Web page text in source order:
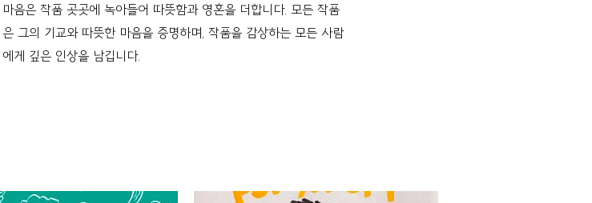
마음은 작품 곳곳에 녹아들어 따뜻함과 영혼을 더합니다. 모든 작품
은 그의 기교와 따뜻한 마음을 증명하며, 작품을 감상하는 모든 사람
에게 깊은 인상을 남깁니다.